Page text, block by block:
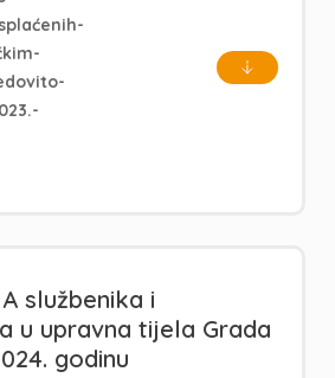
službenika i
u upravna tijela Grada
godinu